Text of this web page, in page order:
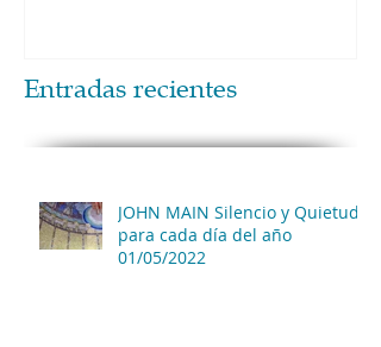
Entradas recientes
JOHN MAIN Silencio y Quietud
para cada día del año
01/05/2022